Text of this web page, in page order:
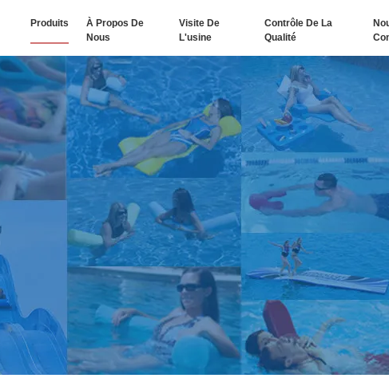
Produits
À Propos De
Nous
Visite De
L'usine
Contrôle De La
Qualité